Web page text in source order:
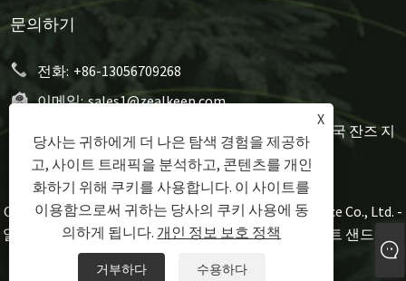
문의하기
전화: +86-13056709268
이메일: sales1@zealkeep.com
세인트 스트리트, Cixi City 및 시티 시티, 중국 잔즈 지
방 시티
Copyright © 2023 Ningbo Zealkeep Electrical Appliance Co., Ltd. -
알루미늄 조리기구, 샌드위치 제조업체, 와플 플레이트 샌드위치
제조업체 - 모든 권리 보유.
X
당사는 귀하에게 더 나은 탐색 경험을 제공하
고, 사이트 트래픽을 분석하고, 콘텐츠를 개인
화하기 위해 쿠키를 사용합니다. 이 사이트를
이용함으로써 귀하는 당사의 쿠키 사용에 동
의하게 됩니다. 개인 정보 보호 정책
거부하다 수용하다